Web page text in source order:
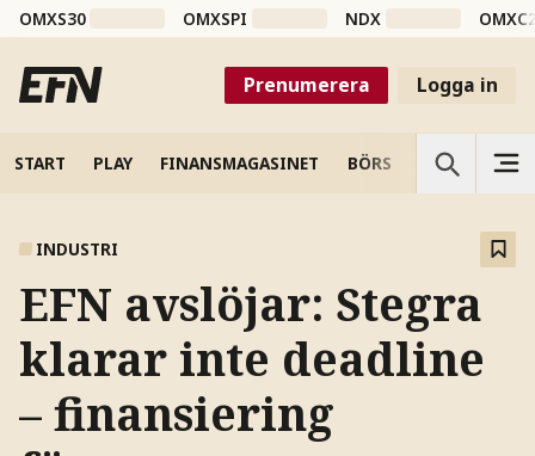
OMXS30 OMXSPI NDX
Prenumerera Logga in
START PLAY FINANSMAGASINET BÖRS VETENSKAP
INDUSTRI
EFN avslöjar: Stegra
klarar inte deadline
– finansiering